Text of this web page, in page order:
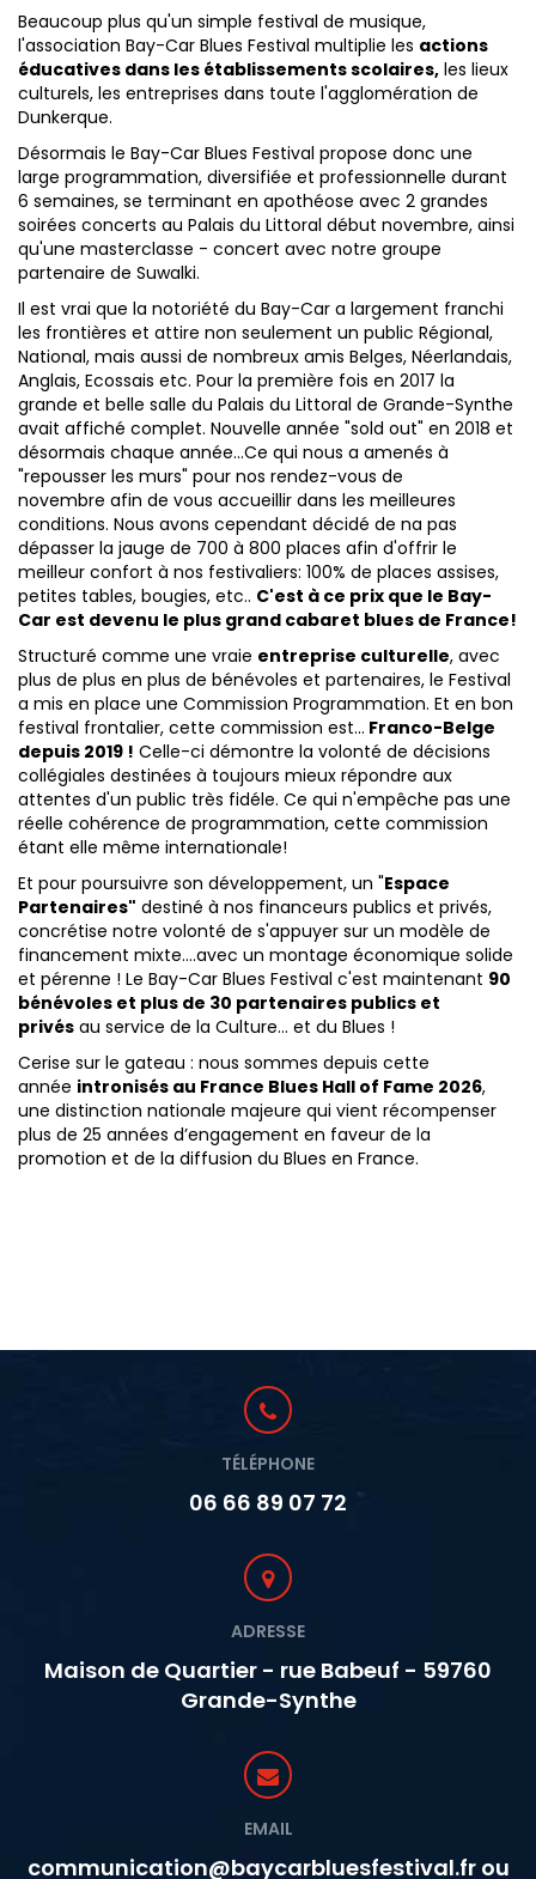
Beaucoup plus qu'un simple festival de musique,
l'association Bay-Car Blues Festival multiplie les actions
éducatives dans les établissements scolaires, les lieux
culturels, les entreprises dans toute l'agglomération de
Dunkerque.
Désormais le Bay-Car Blues Festival propose donc une
large programmation, diversifiée et professionnelle durant
6 semaines, se terminant en apothéose avec 2 grandes
soirées concerts au Palais du Littoral début novembre, ainsi
qu'une masterclasse - concert avec notre groupe
partenaire de Suwalki.
Il est vrai que la notoriété du Bay-Car a largement franchi
les frontières et attire non seulement un public Régional,
National, mais aussi de nombreux amis Belges, Néerlandais,
Anglais, Ecossais etc. Pour la première fois en 2017 la
grande et belle salle du Palais du Littoral de Grande-Synthe
avait affiché complet. Nouvelle année "sold out" en 2018 et
désormais chaque année...Ce qui nous a amenés à
"repousser les murs" pour nos rendez-vous de
novembre afin de vous accueillir dans les meilleures
conditions. Nous avons cependant décidé de na pas
dépasser la jauge de 700 à 800 places afin d'offrir le
meilleur confort à nos festivaliers: 100% de places assises,
petites tables, bougies, etc.. C'est à ce prix que le Bay-
Car est devenu le plus grand cabaret blues de France!
Structuré comme une vraie entreprise culturelle, avec
plus de plus en plus de bénévoles et partenaires, le Festival
a mis en place une Commission Programmation. Et en bon
festival frontalier, cette commission est... Franco-Belge
depuis 2019 ! Celle-ci démontre la volonté de décisions
collégiales destinées à toujours mieux répondre aux
attentes d'un public très fidéle. Ce qui n'empêche pas une
réelle cohérence de programmation, cette commission
étant elle même internationale!
Et pour poursuivre son développement, un "Espace
Partenaires" destiné à nos financeurs publics et privés,
concrétise notre volonté de s'appuyer sur un modèle de
financement mixte....avec un montage économique solide
et pérenne ! Le Bay-Car Blues Festival c'est maintenant 90
bénévoles et plus de 30 partenaires publics et
privés au service de la Culture... et du Blues !
Cerise sur le gateau : nous sommes depuis cette
année intronisés au France Blues Hall of Fame 2026,
une distinction nationale majeure qui vient récompenser
plus de 25 années d’engagement en faveur de la
promotion et de la diffusion du Blues en France.
TÉLÉPHONE
06 66 89 07 72
ADRESSE
Maison de Quartier - rue Babeuf - 59760
Grande-Synthe
EMAIL
communication@baycarbluesfestival.fr ou